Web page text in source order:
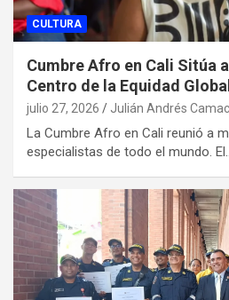
CULTURA
Cumbre Afro en Cali Sitúa
Centro de la Equidad
julio 27, 2026 Julián Andrés
La Cumbre Afro en Cali reunió a
especialistas de todo el mundo.